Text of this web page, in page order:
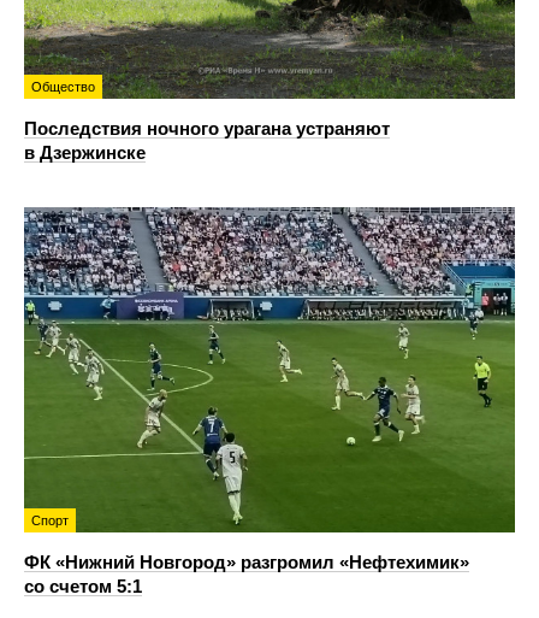
Общество
Последствия ночного урагана устраняют
в Дзержинске
Спорт
ФК «Нижний Новгород» разгромил «Нефтехимик»
со счетом 5:1